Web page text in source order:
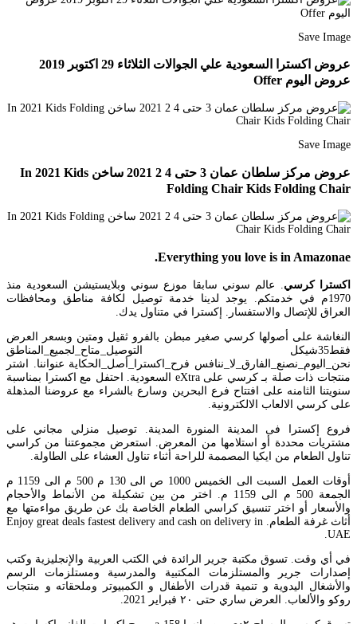
Save Image
عروض اكسترا السعودية علي الجوالات الثلاثاء 29 اكتوبر 2019
عروض اليوم Offer
Save Image
عروض مركز سلطان عمان 3 حتى 4 2 2021 ساخن In 2021 Kids
Folding Chair Kids Folding Chair
Everything you love is in Amazonae.
اكسترا كرسي . عالم سوني سابقا موزع سوني وبلايستيشن السعودية منذ
1970م في خدمتكم. يوجد لدينا خدمة توصيل لكافة مناطق ومحافظات
العراق للإتصال والاستفسار. إكسترا في متناول يدك.
النغاشة على أصولها كرسي صغير مبطن بالفرو ثقيل ومتين وبسعر العرض
فقط35شيكل التوصيل_متاح_لجميع_المناطق
نحن_اليوم_نصنع_الفارق_لا_ننافس فرح_اكسترا_أصل_الحكاية عنواننا. اشتر
منتجات ذات صلة بـ كرسي على eXtra السعودية. احتفل مع اكسترا بمناسبة
سنويتنا الثامنه على افتتاح فرع البحرين وسارع بالشراء مع عروضنا المذهلة
على كرسي الالعاب الالكترونية.
فروع إكسترا فى المدينة المنورة المدينة. توصيل منزلي مجاني على
مشتريات محددة أو استلامها من المعرض. استعرض مجموعتنا من كراسي
تناول الطعام من ايكيا المصممة للراحة أثناء تناول العشاء على الطاولة.
أوقات العمل السبت الى الخميس 1000 ص الى 130 م 500 م الى 1159 م
الجمعة 500 م الى 1159 م. اختر من بين تشكيلة من الأنماط والأحجام
والأسعار أو اختر تنسيق كراسي الطعام الخاصة بك عن طريق مواءمتها مع
أثاث غرفة الطعام. Enjoy great deals fastest delivery and cash on delivery in
UAE.
في أي وقت. تسوق مكتبة جرير الرائدة في الكتب العربية والإنجليزية وكتب
إصدارات جرير والمستلزمات المكتبية والمدرسية ومستلزمات الرسم
والأشغال اليدوية و تنمية قدرات الأطفال و الكمبيوتر وملحقاته و منتجات
روكو والألعاب. العرض ساري حتى ٢٠ فبراير 2021.